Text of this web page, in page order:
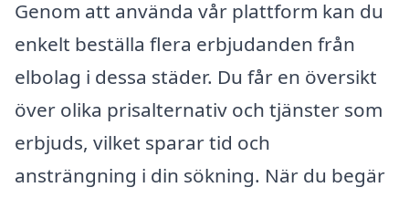
Genom att använda vår plattform kan du
enkelt beställa flera erbjudanden från
elbolag i dessa städer. Du får en översikt
över olika prisalternativ och tjänster som
erbjuds, vilket sparar tid och
ansträngning i din sökning. När du begär